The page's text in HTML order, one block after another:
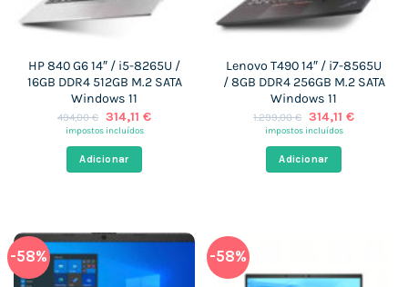
HP 840 G6 14″ / i5-8265U /
16GB DDR4 512GB M.2 SATA
Windows 11
494,00€ O
preço
era:
494,00 €.
314,11 €O
impostos incluídos
Adicionar
Lenovo T490 14″ / i7-8565U
/ 8GB DDR4 256GB M.2 SATA
Windows 11
1.299,00€ O
preço
era:
1.299,00 €.
314,11 €O
impostos incluídos
Adicionar
-58% -58%